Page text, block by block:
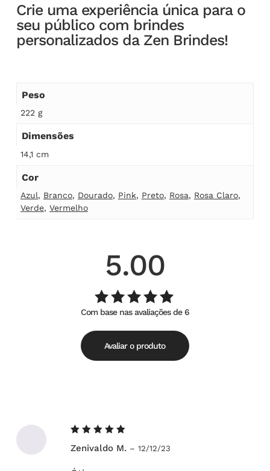
Crie uma experiência única para o
seu público com brindes
personalizados da Zen Brindes!
Peso
222 g
Dimensões
14,1 cm
Cor
Azul, Branco, Dourado, Pink, Preto, Rosa, Rosa Claro,
Verde, Vermelho
5.00
Avaliação
5.00de
5
Com base nas avaliações de 6
Avaliar o produto
5de 5
Zenivaldo M. – 12/12/23